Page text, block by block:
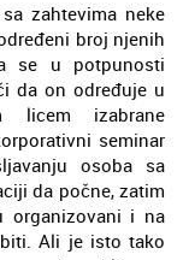
zahtevima neke
broj njenih
se u potpunosti
da on određuje u
licem izabrane
seminar
osoba sa
da počne, zatim
organizovani i na
Ali je isto tako